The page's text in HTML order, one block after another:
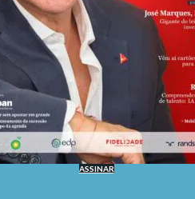
ASSINAR